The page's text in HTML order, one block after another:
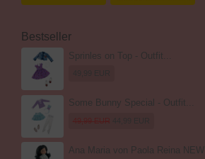
Bestseller
Sprinles on Top - Outfit...
Some Bunny Special - Outfit...
Ana Maria von Paola Reina NEW